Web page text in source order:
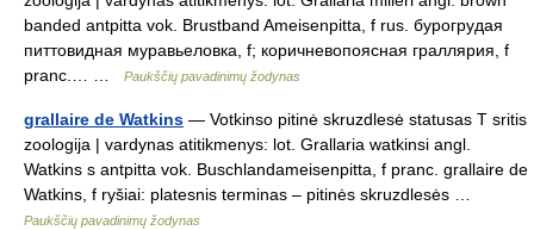
banded antpitta vok. Brustband Ameisenpitta, f rus. бурогрудая
питтовидная муравьеловка, f; коричневопоясная граллярия, f
pranc.… …
Paukščių pavadinimų žodynas
grallaire de Watkins — Votkinso pitinė skruzdlesė statusas T sritis
zoologija | vardynas atitikmenys: lot. Grallaria watkinsi angl.
Watkins s antpitta vok. Buschlandameisenpitta, f pranc. grallaire de
Watkins, f ryšiai: platesnis terminas – pitinės skruzdlesės …
Paukščių pavadinimų žodynas